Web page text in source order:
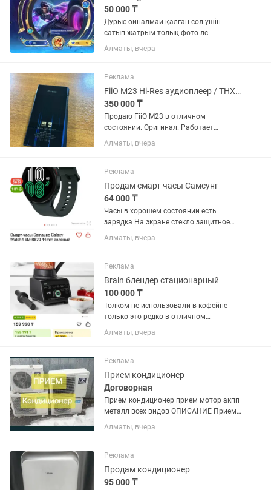
50 000 ₸
Дурыс оиналмаи қалған сол ушін
сатып жатрым толық фото лс
Алматы, вчера
Реклама
FiiO M23 Hi-Res аудиоплеер / THX AAA
350 000 ₸
Продаю FiiO M23 в отличном
состоянии. Оригинал. Работает
идеально, без проблем , в ремонте не
Алматы, вчера
Реклама
Продам смарт часы Самсунг
64 000 ₸
Часы в хорошем состоянии есть
зарядка На экране стекло защитное
Работают отлично все функции есть
сообщение Календарь пульс покупали
Лежат без дело
Алматы, вчера
Реклама
Brain блендер стационарный
100 000 ₸
Толком не использовали в кофейне
только это редко в отличном
состоянии подробно на пишите. Также
есть ручные блендеры новые и бу.
Алматы, вчера
Реклама
Прием кондиционер
Договорная
Прием кондиционер прием мотор акпп
металл всех видов ОПИСАНИЕ Прием
кондиционер не рабочий
Алматы, вчера
Реклама
Продам кондиционер
95 000 ₸